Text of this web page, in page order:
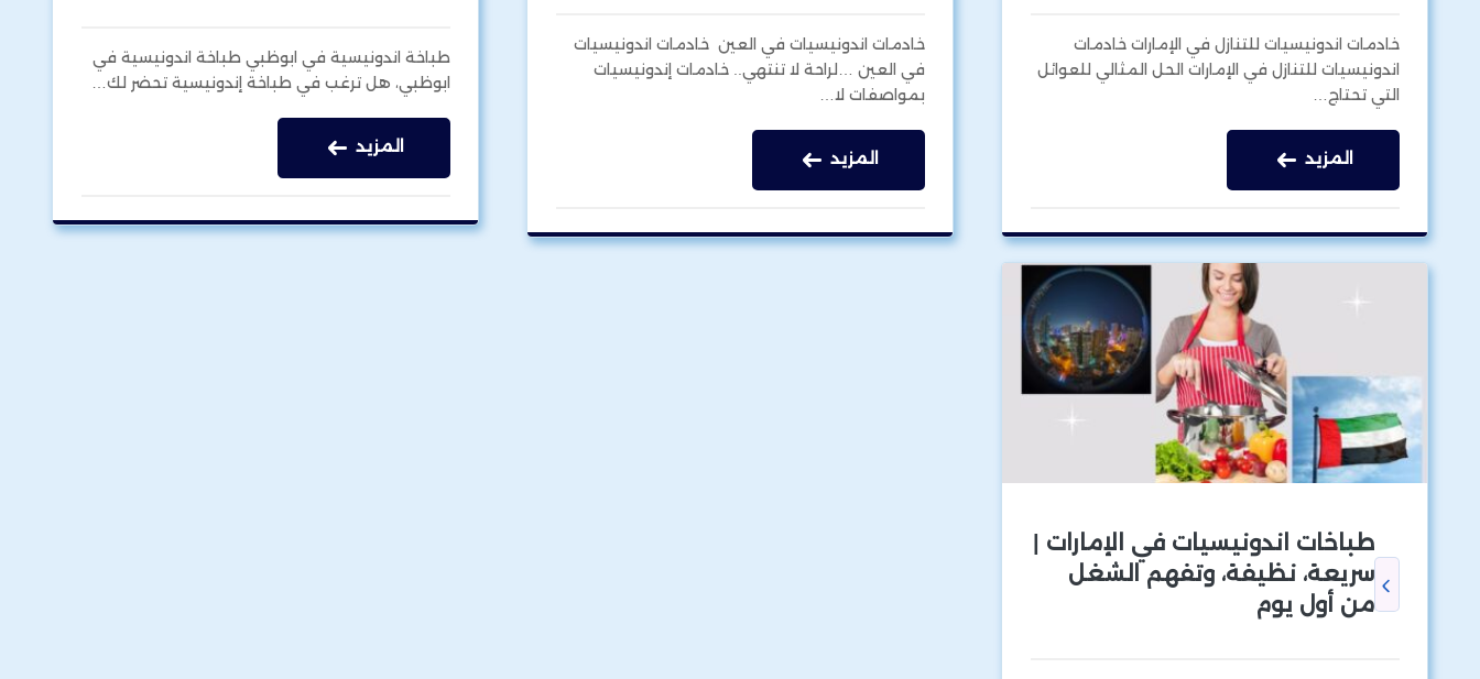
خادمات اندونيسيات للتنازل في الإمارات خادمات
اندونيسيات للتنازل في الإمارات الحل المثالي للعوائل
التي تحتاج…
المزيد
خادمات اندونيسيات في العين خادمات اندونيسيات
في العين …لراحة لا تنتهي.. خادمات إندونيسيات
بمواصفات لا…
المزيد
طباخة اندونيسية في ابوظبي طباخة اندونيسية في
ابوظبي، هل ترغب في طباخة إندونيسية تحضر لك…
المزيد
طباخات اندونيسيات في الإمارات |
سريعة، نظيفة، وتفهم الشغل
من أول يوم